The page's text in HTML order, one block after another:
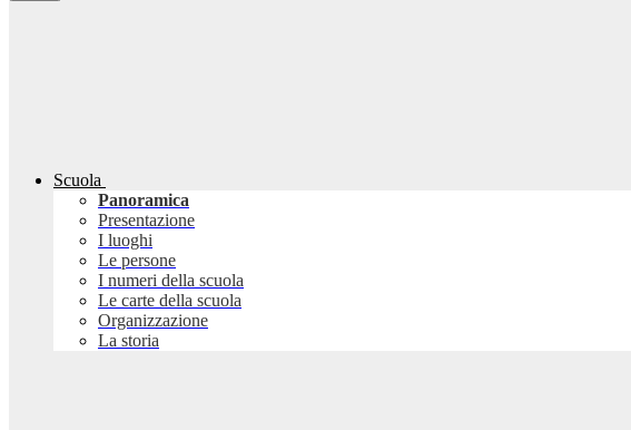
Scuola
Panoramica
Presentazione
I luoghi
Le persone
I numeri della scuola
Le carte della scuola
Organizzazione
La storia